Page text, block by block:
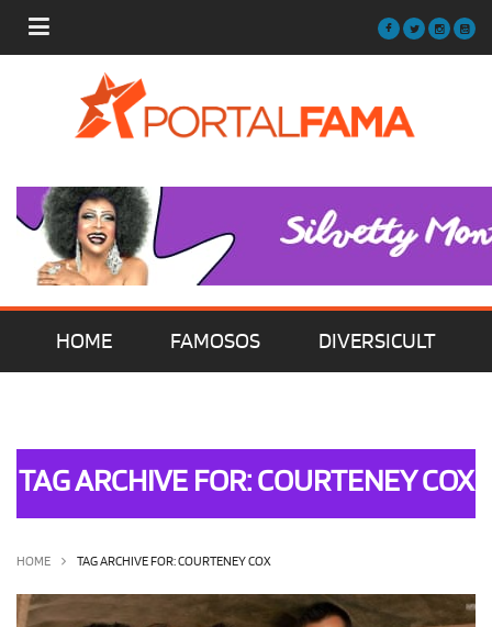
HOME FAMOSOS DIVERSICULT
OLHA ISSO! EU QUERO!
TAG ARCHIVE FOR: COURTENEY COX
HOME TAG ARCHIVE FOR: COURTENEY COX